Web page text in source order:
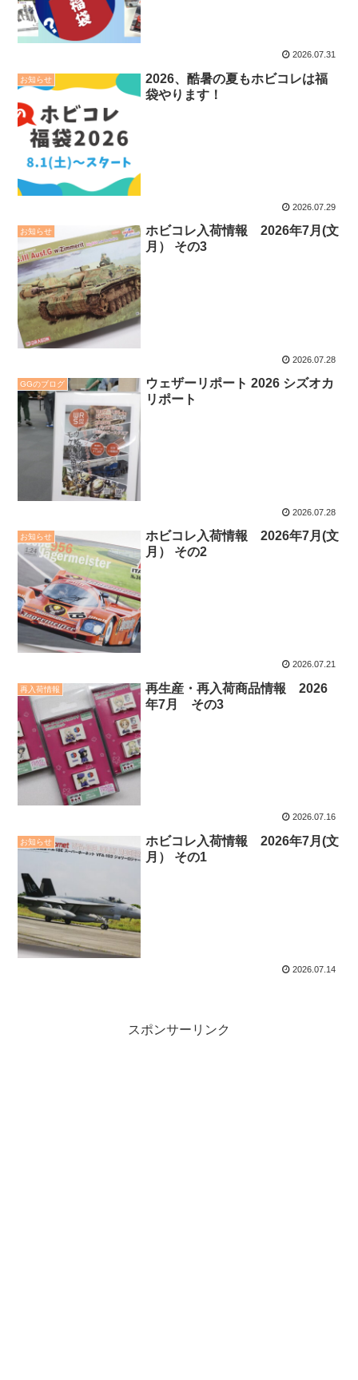
2026.07.31
お知らせ
2026、酷暑の夏もホビコレは福
袋やります！
2026.07.29
お知らせ
ホビコレ入荷情報 2026年7月(文
月） その3
2026.07.28
GGのブログ
ウェザーリポート 2026 シズオカ
リポート
2026.07.28
お知らせ
ホビコレ入荷情報 2026年7月(文
月） その2
2026.07.21
再入荷情報
再生産・再入荷商品情報 2026
年7月 その3
2026.07.16
お知らせ
ホビコレ入荷情報 2026年7月(文
月） その1
2026.07.14
スポンサーリンク